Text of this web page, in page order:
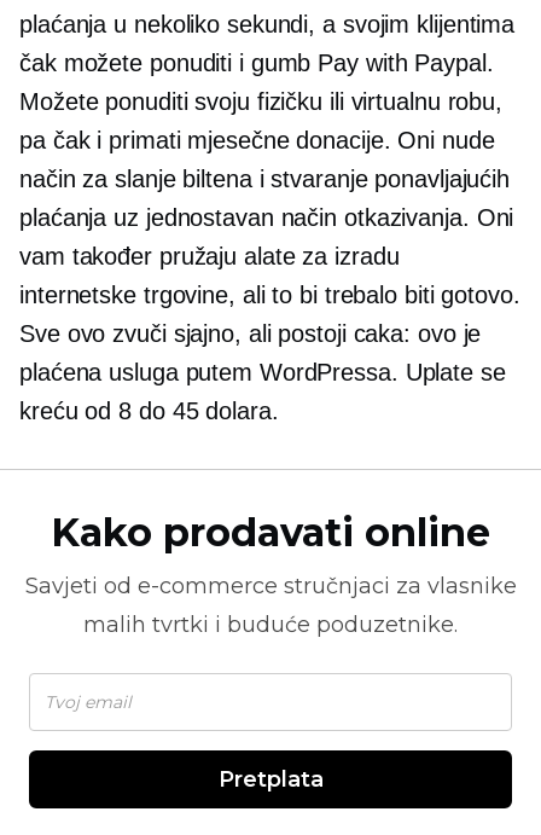
plaćanja u nekoliko sekundi, a svojim klijentima
čak možete ponuditi i gumb Pay with Paypal.
Možete ponuditi svoju fizičku ili virtualnu robu,
pa čak i primati mjesečne donacije. Oni nude
način za slanje biltena i stvaranje ponavljajućih
plaćanja uz jednostavan način otkazivanja. Oni
vam također pružaju alate za izradu
internetske trgovine, ali to bi trebalo biti gotovo.
Sve ovo zvuči sjajno, ali postoji caka: ovo je
plaćena usluga putem WordPressa. Uplate se
kreću od 8 do 45 dolara.
Kako prodavati online
Savjeti od e-commerce stručnjaci za vlasnike
malih tvrtki i buduće poduzetnike.
Pretplata